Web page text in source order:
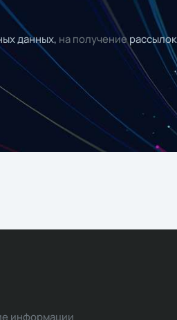
данных, на получениерассылок
информации